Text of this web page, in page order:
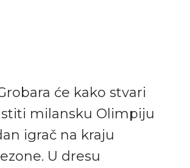
će kako stvari
milansku Olimpiju
igrač na kraju
U dresu